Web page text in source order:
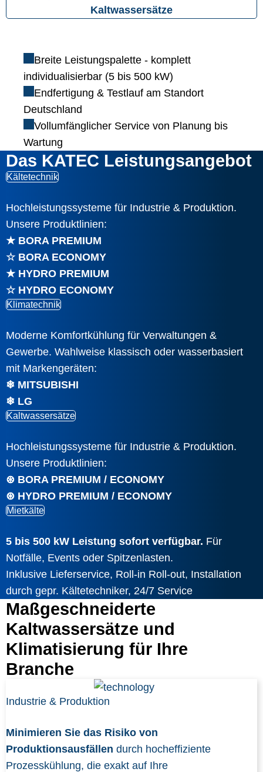
Kaltwassersätze
Breite Leistungspalette - komplett
individualisierbar (5 bis 500 kW)
Endfertigung & Testlauf am Standort
Deutschland
Vollumfänglicher Service von Planung bis
Wartung
Das KATEC Leistungsangebot
Kältetechnik
Hochleistungssysteme für Industrie & Produktion.
Unsere Produktlinien:
★ BORA PREMIUM
☆ BORA ECONOMY
★ HYDRO PREMIUM
☆ HYDRO ECONOMY
Klimatechnik
Moderne Komfortkühlung für Verwaltungen &
Gewerbe. Wahlweise klassisch oder wasserbasiert
mit Markengeräten:
❄ MITSUBISHI
❄ LG
Kaltwassersätze
Hochleistungssysteme für Industrie & Produktion.
Unsere Produktlinien:
⊛ BORA PREMIUM / ECONOMY
⊛ HYDRO PREMIUM / ECONOMY
Mietkälte
5 bis 500 kW Leistung sofort verfügbar. Für
Notfälle, Events oder Spitzenlasten.
Inklusive Lieferservice, Roll-in Roll-out, Installation
durch gepr. Kältetechniker, 24/7 Service
Maßgeschneiderte
Kaltwassersätze und
Klimatisierung für Ihre
Branche
Industrie & Produktion
Minimieren Sie das Risiko von
Produktionsausfällen durch hocheffiziente
Prozesskühlung, die exakt auf Ihre